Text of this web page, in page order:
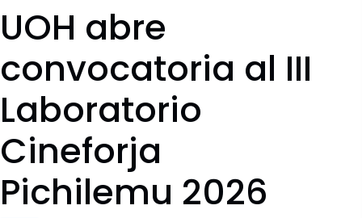
UOH abre
convocatoria al III
Laboratorio
Cineforja
Pichilemu 2026